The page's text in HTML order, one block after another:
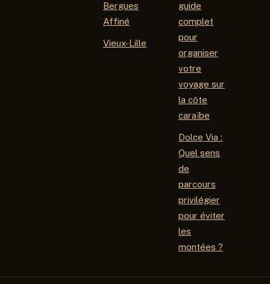
Bergues
Affiné
Vieux-Lille
guide
complet
pour
organiser
votre
voyage sur
la côte
caraïbe
Dolce Via :
Quel sens
de
parcours
privilégier
pour éviter
les
montées ?